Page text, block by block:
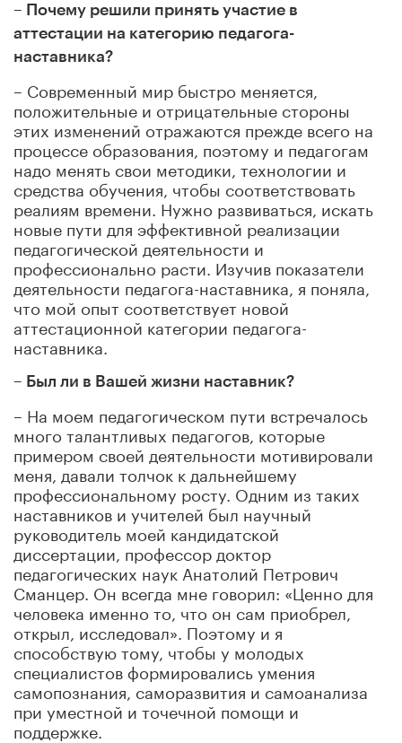
– Почему решили принять участие в
аттестации на категорию педагога-
наставника?
– Современный мир быстро меняется,
положительные и отрицательные стороны
этих изменений отражаются прежде всего на
процессе образования, поэтому и педагогам
надо менять свои методики, технологии и
средства обучения, чтобы соответствовать
реалиям времени. Нужно развиваться, искать
новые пути для эффективной реализации
педагогической деятельности и
профессионально расти. Изучив показатели
деятельности педагога-наставника, я поняла,
что мой опыт соответствует новой
аттестационной категории педагога-
наставника.
– Был ли в Вашей жизни наставник?
– На моем педагогическом пути встречалось
много талантливых педагогов, которые
примером своей деятельности мотивировали
меня, давали толчок к дальнейшему
профессиональному росту. Одним из таких
наставников и учителей был научный
руководитель моей кандидатской
диссертации, профессор доктор
педагогических наук Анатолий Петрович
Сманцер. Он всегда мне говорил: «Ценно для
человека именно то, что он сам приобрел,
открыл, исследовал». Поэтому и я
способствую тому, чтобы у молодых
специалистов формировались умения
самопознания, саморазвития и самоанализа
при уместной и точечной помощи и
поддержке.